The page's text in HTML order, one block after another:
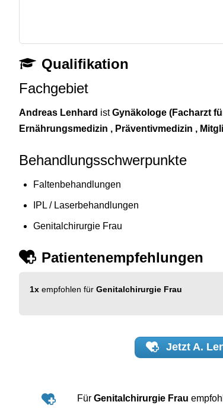
Qualifikation
Fachgebiet
Andreas Lenhard istGynäkologe (Facharzt
Ernährungsmedizin , Präventivmedizin ,
Behandlungsschwerpunkte
Faltenbehandlungen
IPL / Laserbehandlungen
Genitalchirurgie Frau
Patientenempfehlungen
1x empfohlen für Genitalchirurgie Frau
Jetzt A.
Für Genitalchirurgie Frau